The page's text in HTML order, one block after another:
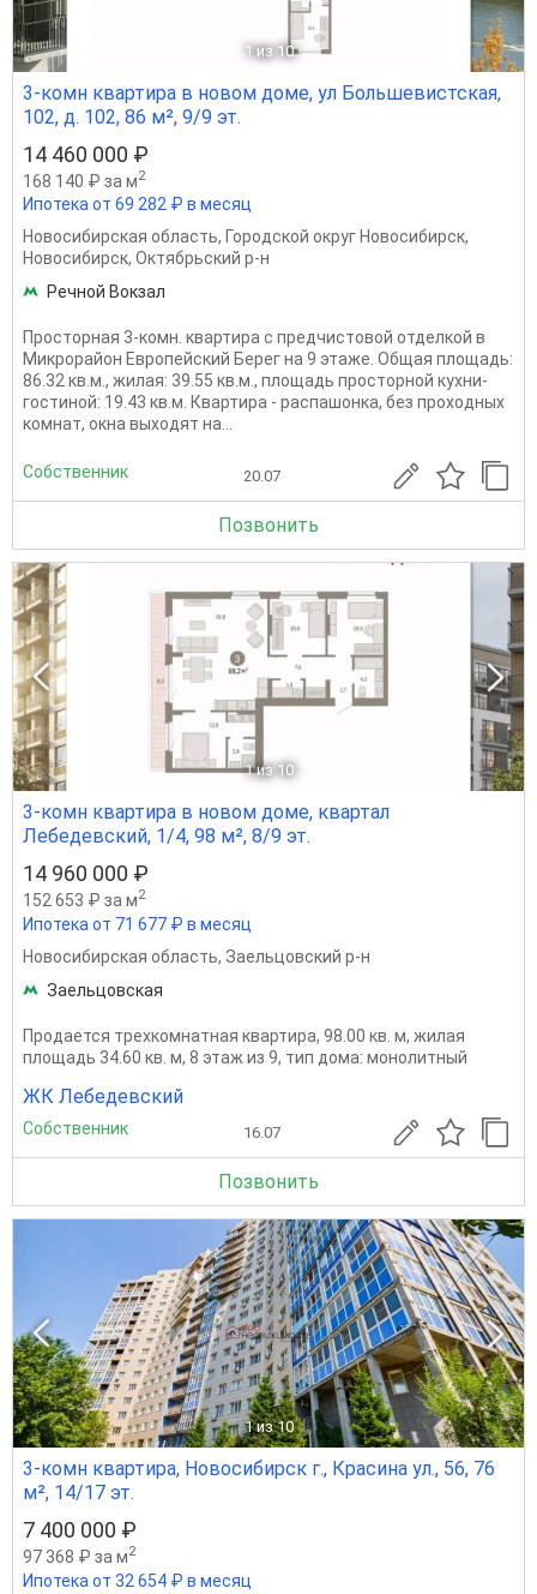
1 из 10
3-комн квартира в новом доме, ул Большевистская,
102, д. 102, 86 м², 9/9 эт.
14 460 000 ₽
168 140 ₽ за м2
Ипотека от 69 282 ₽ в месяц
Новосибирская область, Городской округ Новосибирск,
Новосибирск, Октябрьский р-н
Речной Вокзал
Просторная 3-комн. квартира с предчистовой отделкой в
Микрорайон Европейский Берег на 9 этаже. Общая площадь:
86.32 кв.м., жилая: 39.55 кв.м., площадь просторной кухни-
гостиной: 19.43 кв.м. Квартира - распашонка, без проходных
комнат, окна выходят на...
Собственник 20.07
Позвонить
1 из 10
3-комн квартира в новом доме, квартал
Лебедевский, 1/4, 98 м², 8/9 эт.
14 960 000 ₽
152 653 ₽ за м2
Ипотека от 71 677 ₽ в месяц
Новосибирская область, Заельцовский р-н
Заельцовская
Продается трехкомнатная квартира, 98.00 кв. м, жилая
площадь 34.60 кв. м, 8 этаж из 9, тип дома: монолитный
ЖК Лебедевский
Собственник 16.07
Позвонить
1 из 10
3-комн квартира, Новосибирск г., Красина ул., 56, 76
м², 14/17 эт.
7 400 000 ₽
97 368 ₽ за м2
Ипотека от 32 654 ₽ в месяц